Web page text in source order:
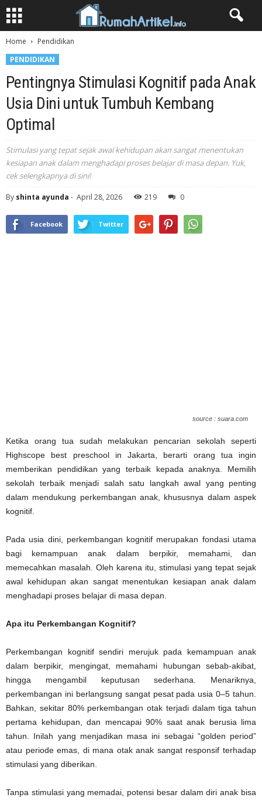
Home
Pendidikan
PENDIDIKAN
Pentingnya Stimulasi Kognitif pada Anak
Usia Dini untuk Tumbuh Kembang
Optimal
Stimulasi yang tepat sejak awal kehidupan akan sangat menentukan
kesiapan anak dalam menghadapi proses belajar di masa depan. Yuk,
cek selengkapnya di sini!
By shinta ayunda - April 28, 2026 219 0
Facebook Twitter
source : suara.com
Ketika orang tua sudah melakukan pencarian sekolah seperti
Highscope best preschool in Jakarta, berarti orang tua ingin
memberikan pendidikan yang terbaik kepada anaknya. Memilih
sekolah terbaik menjadi salah satu langkah awal yang penting
dalam mendukung perkembangan anak, khususnya dalam aspek
kognitif.
Pada usia dini, perkembangan kognitif merupakan fondasi utama
bagi kemampuan anak dalam berpikir, memahami, dan
memecahkan masalah. Oleh karena itu, stimulasi yang tepat sejak
awal kehidupan akan sangat menentukan kesiapan anak dalam
menghadapi proses belajar di masa depan.
Apa itu Perkembangan Kognitif?
Perkembangan kognitif sendiri merujuk pada kemampuan anak
dalam berpikir, mengingat, memahami hubungan sebab-akibat,
hingga mengambil keputusan sederhana. Menariknya,
perkembangan ini berlangsung sangat pesat pada usia 0–5 tahun.
Bahkan, sekitar 80% perkembangan otak terjadi dalam tiga tahun
pertama kehidupan, dan mencapai 90% saat anak berusia lima
tahun. Inilah yang menjadikan masa ini sebagai “golden period”
atau periode emas, di mana otak anak sangat responsif terhadap
stimulasi yang diberikan.
Tanpa stimulasi yang memadai, potensi besar dalam diri anak bisa